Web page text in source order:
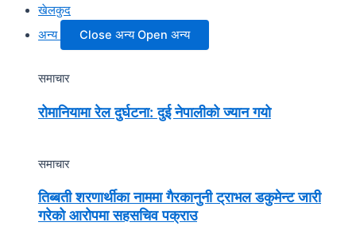
खेलकुद
अन्य
Close अन्य Open अन्य
समाचार
रोमानियामा रेल दुर्घटना: दुई नेपालीको ज्यान गयो
समाचार
तिब्बती शरणार्थीका नाममा गैरकानुनी ट्राभल डकुमेन्ट जारी
गरेको आरोपमा सहसचिव पक्राउ